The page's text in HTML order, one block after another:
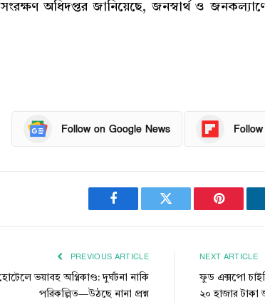
অধিদপ্তর জানিয়েছে, জনস্বার্থ ও
Follow on Google News
Facebook Twitter Pinterest
PREVIOUS ARTICLE
ভয়াবহ অগ্নিকাণ্ড: দুর্ঘটনা নাকি
পরিকল্পিত—উঠছে নানা প্রশ্ন
NEXT ARTICLE
ফুড এক্সপো
২০ হাজার টাকা